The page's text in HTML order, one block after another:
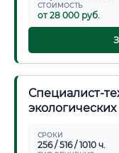
СТОИМОСТЬ
от 28 000 руб.
СРОКИ
256 / 516 / 1010 ч.